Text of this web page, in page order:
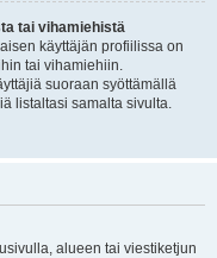
tai vihamiehistä
käyttäjän profiilissa on
tai vihamiehiin.
suoraan syöttämällä
listaltasi samalta sivulta.
alueen tai viestiketjun